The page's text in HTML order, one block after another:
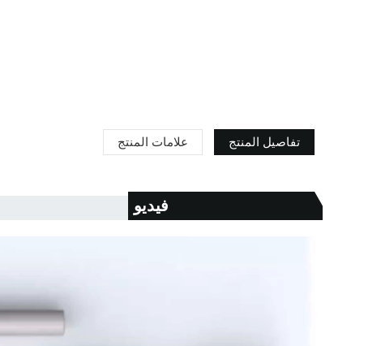
تفاصيل المنتج علامات المنتج
فيديو